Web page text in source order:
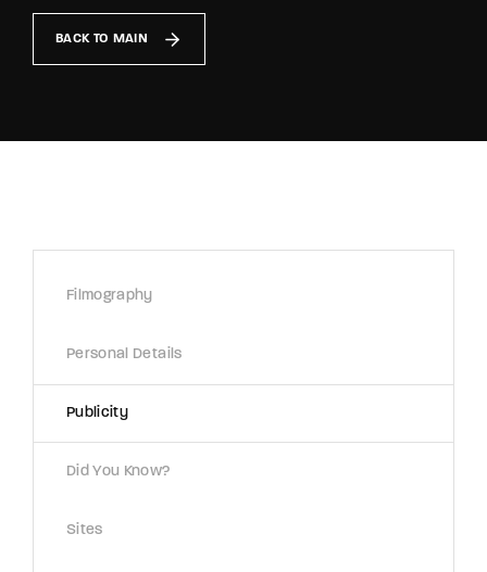
BACK TO MAIN
Filmography
Personal Details
Publicity
Did You Know?
Sites